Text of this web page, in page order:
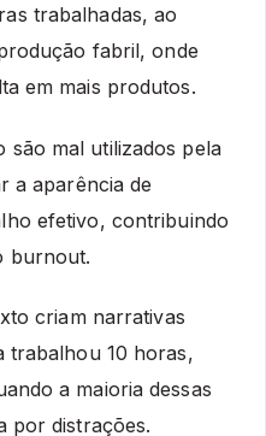
trabalhadas, ao
fabril, onde
em mais produtos.
são mal utilizados pela
a aparência de
efetivo, contribuindo
burnout.
criam narrativas
trabalhou 10 horas,
a maioria dessas
por distrações.